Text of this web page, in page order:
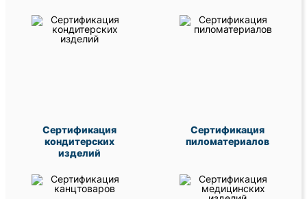
Сертификация
кондитерских
изделий
Сертификация
пиломатериалов